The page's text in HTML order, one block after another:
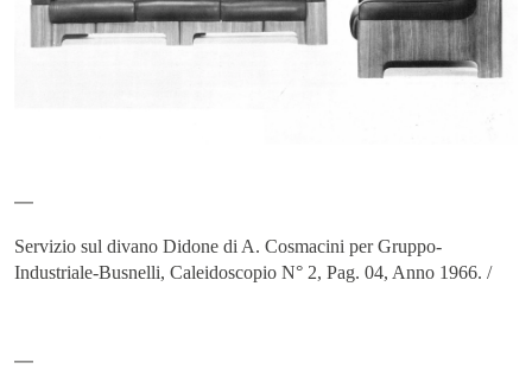
Servizio sul divano Didone di A. Cosmacini per Gruppo-
Industriale-Busnelli, Caleidoscopio N° 2, Pag. 04, Anno 1966. /